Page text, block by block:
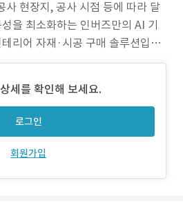
사 현장지, 공사 시점 등에 따라 달
을 최소화하는 인버즈만의 AI 기
리어 자재·시공 구매 솔루션입니
일이 여러 업체들에게 견적 발품을
최저가로 인테리어 자재와 시공을
택 JavaScript, T
세를 확인해 보세요.
로그인
회원가입